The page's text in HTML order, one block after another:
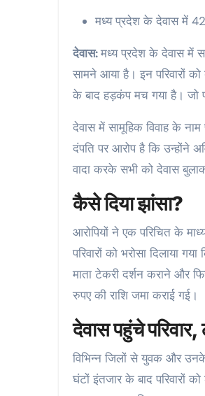
मध्य प्रदेश के देवास में 42
देवास:मध्य प्रदेश के देवास में
सामने आया है। इन परिवारों
के बाद हड़कंप मच गया है। जो
देवास में सामूहिक विवाह के
दंपति पर आरोप है कि उन्होंने
वादा करके सभी को देवास
कैसे दिया झांसा?
आरोपियों ने एक परिचित के
परिवारों को भरोसा दिलाया
माता टेकरी दर्शन कराने और
रुपए की राशि जमा कराई गई।
देवास पहुंचे
विभिन्न जिलों से युवक और
घंटों इंतजार के बाद परिवारों